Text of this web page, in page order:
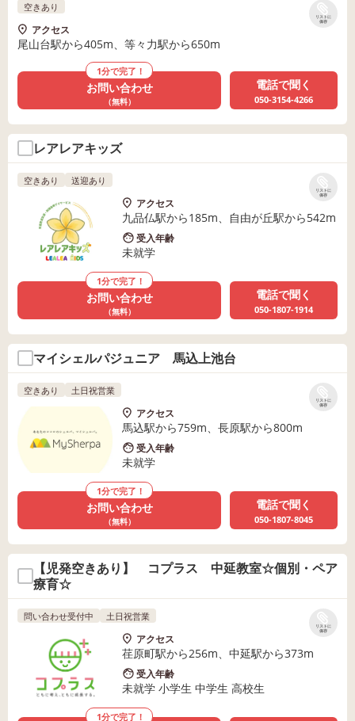
リストに
保存
空きあり
アクセス
尾山台駅から405m、等々力駅から650m
1分で完了！
お問い合わせ
（無料）
電話で聞く
050-3154-4266
レアレアキッズ
リストに
保存
空きあり 送迎あり
アクセス
九品仏駅から185m、自由が丘駅から542m
受入年齢
未就学
1分で完了！
お問い合わせ
（無料）
電話で聞く
050-1807-1914
マイシェルパジュニア 馬込上池台
リストに
保存
空きあり 土日祝営業
アクセス
馬込駅から759m、長原駅から800m
受入年齢
未就学
1分で完了！
お問い合わせ
（無料）
電話で聞く
050-1807-8045
【児発空きあり】 コプラス 中延教室☆個別・ペア
療育☆
リストに
保存
問い合わせ受付中 土日祝営業
アクセス
荏原町駅から256m、中延駅から373m
受入年齢
未就学 小学生 中学生 高校生
1分で完了！